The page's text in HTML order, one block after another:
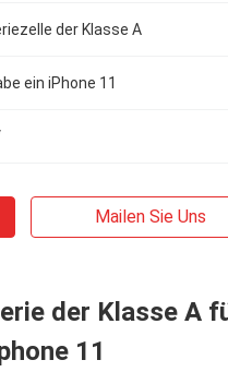
der Klasse A
ein iPhone 11
Mailen Sie Uns
der Klasse A
11